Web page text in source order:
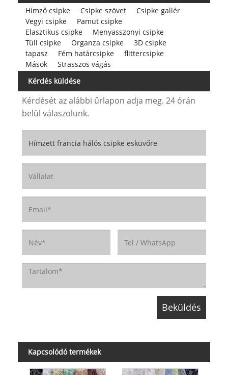
Hímző csipke Csipke szövet
Csipke gallér
Vegyi csipke
Pamut csipke
Elasztikus csipke
Menyasszonyi csipke
Tüll csipke
Organza csipke
3D csipke
tapasz
Fém határcsipke
flittercsipke
Mások
Strasszos vágás
Kérdés küldése
Kérdését az alábbi űrlapon adja meg. 24 órán
belül válaszolunk.
Kapcsolódó termékek